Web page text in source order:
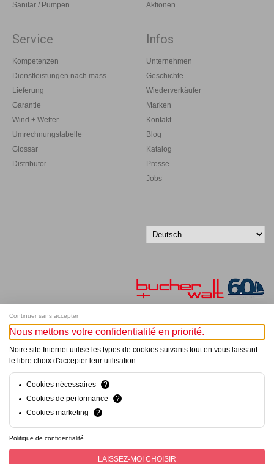
Sanitär / Pumpen
Aktionen
Service
Kompetenzen
Dienstleistungen nach mass
Lieferung
Garantie
Wind + Wetter
Umrechnungstabelle
Glossar
Distributor
Infos
Unternehmen
Geschichte
Wiederverkäufer
Marken
Kontakt
Blog
Katalog
Presse
Jobs
Melde dich für unseren Newsletter an!
Alle Rechte vorbehalten
hsolutions.ch
Continuer sans accepter
Nous mettons votre confidentialité en priorité.
Notre site Internet utilise les types de cookies suivants tout en vous laissant
le libre choix d'accepter leur utilisation:
Cookies nécessaires
?
Cookies de performance
?
Cookies marketing
?
Politique de confidentialité
LAISSEZ-MOI CHOISIR